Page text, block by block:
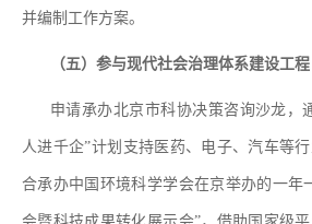
并编制工作方案。
（五）参与现代社会治理体系建设工程
申请承办北京市科协决策咨询沙龙，
人进千企”计划支持医药、电子、汽车等
合承办中国环境科学学会在京举办的一年